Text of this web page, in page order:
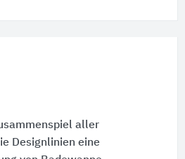
aller
Designlinien eine